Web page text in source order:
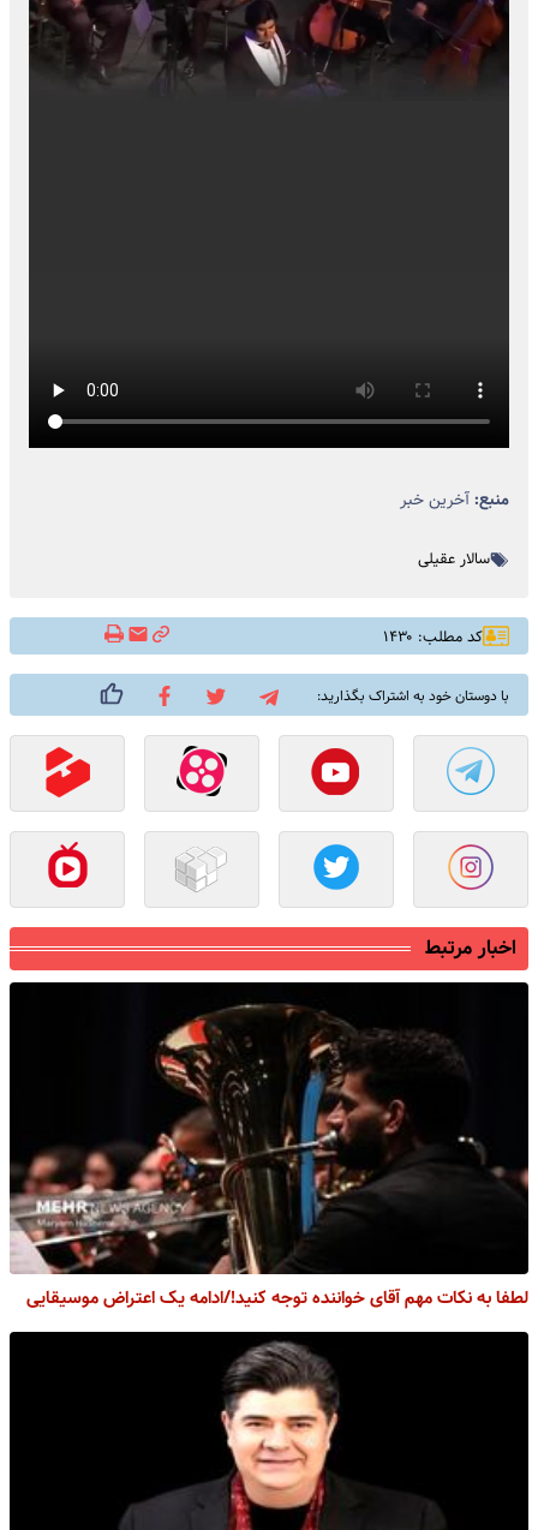
منبع:آخرین خبر
سالار عقیلی
کد مطلب: ۱۴۳۰
با دوستان خود به اشتراک بگذارید:
اخبار مرتبط
لطفا به نکات مهم آقای خواننده توجه کنید!/ادامه یک اعتراض موسیقایی